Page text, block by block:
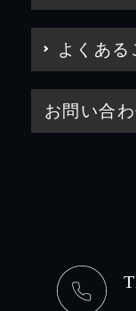
よくある
お問い合